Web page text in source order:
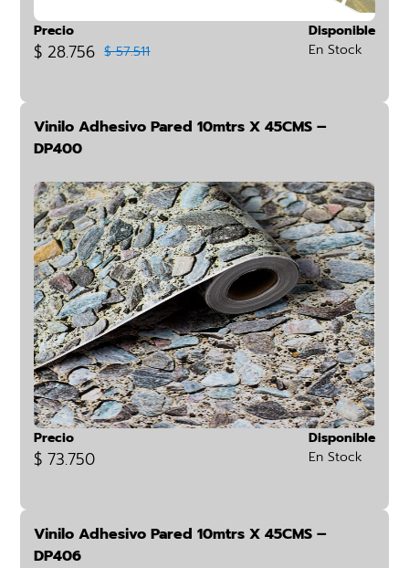
Precio
$ 28.756 $ 57.511
Disponible
En Stock
Vinilo Adhesivo Pared 10mtrs X 45CMS –
DP400
Precio
$ 73.750
Disponible
En Stock
Vinilo Adhesivo Pared 10mtrs X 45CMS –
DP406